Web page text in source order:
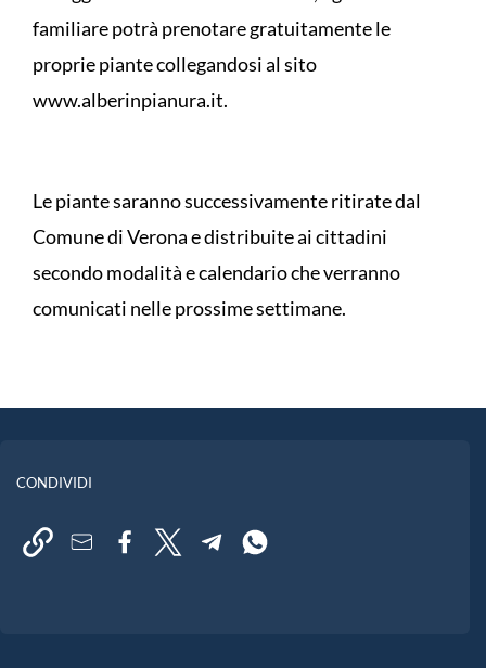
familiare potrà prenotare gratuitamente le
proprie piante collegandosi al sito
www.alberinpianura.it.
Le piante saranno successivamente ritirate dal
Comune di Verona e distribuite ai cittadini
secondo modalità e calendario che verranno
comunicati nelle prossime settimane.
CONDIVIDI